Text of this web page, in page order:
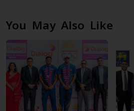
You May Also Like